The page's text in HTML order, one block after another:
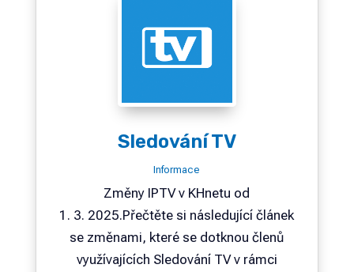
Sledování TV
Informace
Změny IPTV v KHnetu od
1. 3. 2025.Přečtěte si následující článek
se změnami, které se dotknou členů
využívajících Sledování TV v rámci